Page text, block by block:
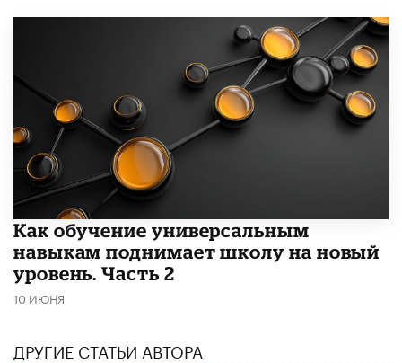
​Как обучение универсальным
навыкам поднимает школу на новый
уровень. Часть 2
10 ИЮНЯ
ДРУГИЕ СТАТЬИ АВТОРА